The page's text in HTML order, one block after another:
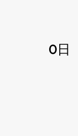
0日